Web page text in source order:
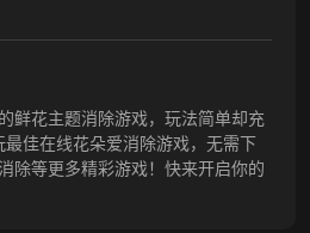
鲜花主题消除游戏，玩法简单却充
佳在线花朵爱消除游戏，无需下
除等更多精彩游戏！快来开启你的